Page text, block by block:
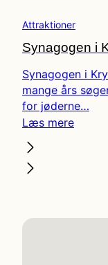
Attraktioner
Synagogen i
Synagogen i
mange års
for jøderne…
Læs mere